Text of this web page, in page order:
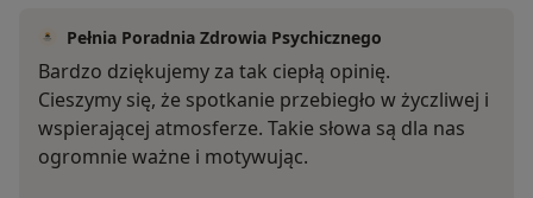
Pełnia Poradnia Zdrowia Psychicznego
Bardzo dziękujemy za tak ciepłą opinię.
Cieszymy się, że spotkanie przebiegło w życzliwej i
wspierającej atmosferze. Takie słowa są dla nas
ogromnie ważne i motywując.